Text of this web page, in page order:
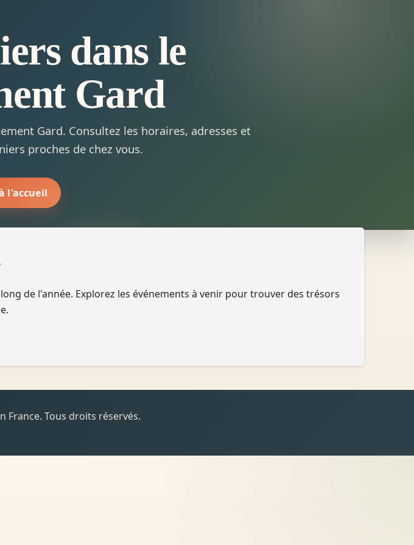
dans le
Gard
Gard. Consultez les horaires, adresses et
proches de chez vous.
l'accueil
de l'année. Explorez les événements à venir pour trouver des trésors
France. Tous droits réservés.